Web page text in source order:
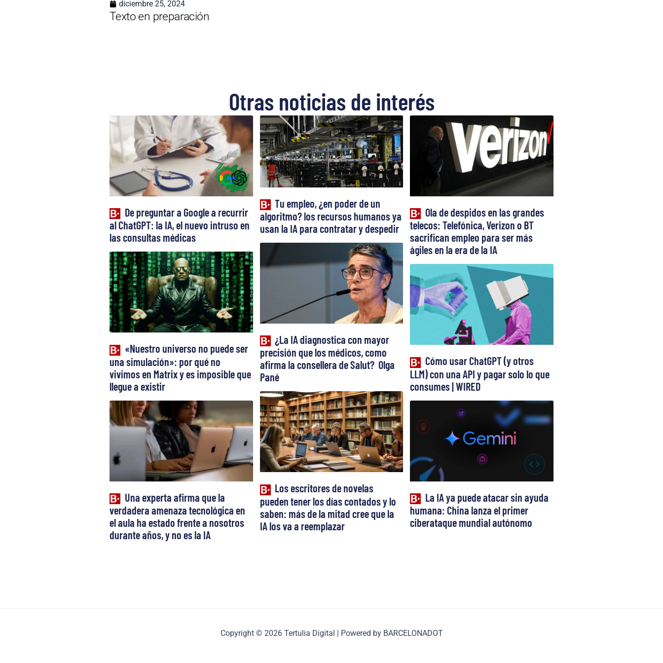
diciembre 25, 2024
Texto en preparación
Otras noticias de interés
De preguntar a Google a recurrir
al ChatGPT: la IA, el nuevo intruso en
las consultas médicas
Tu empleo, ¿en poder de un
algoritmo? los recursos humanos ya
usan la IA para contratar y despedir
Ola de despidos en las grandes
telecos: Telefónica, Verizon o BT
sacrifican empleo para ser más
ágiles en la era de la IA
«Nuestro universo no puede ser
una simulación»: por qué no
vivimos en Matrix y es imposible que
llegue a existir
¿La IA diagnostica con mayor
precisión que los médicos, como
afirma la consellera de Salut? Olga
Pané
Cómo usar ChatGPT (y otros
LLM) con una API y pagar solo lo que
consumes | WIRED
Una experta afirma que la
verdadera amenaza tecnológica en
el aula ha estado frente a nosotros
durante años, y no es la IA
Los escritores de novelas
pueden tener los días contados y lo
saben: más de la mitad cree que la
IA los va a reemplazar
La IA ya puede atacar sin ayuda
humana: China lanza el primer
ciberataque mundial autónomo
Copyright © 2026 Tertulia Digital | Powered by BARCELONADOT